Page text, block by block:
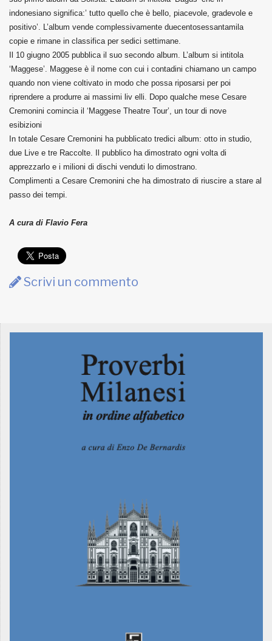
indonesiano significa:’ tutto quello che è bello, piacevole, gradevole e
positivo’. L’album vende complessivamente duecentosessantamila
copie e rimane in classifica per sedici settimane.
Il 10 giugno 2005 pubblica il suo secondo album. L’album si intitola
‘Maggese’. Maggese è il nome con cui i contadini chiamano un campo
quando non viene coltivato in modo che possa riposarsi per poi
riprendere a produrre ai massimi liv elli. Dopo qualche mese Cesare
Cremonini comincia il ‘Maggese Theatre Tour’, un tour di nove
esibizioni
In totale Cesare Cremonini ha pubblicato tredici album: otto in studio,
due Live e tre Raccolte. Il pubblico ha dimostrato ogni volta di
apprezzarlo e i milioni di dischi venduti lo dimostrano.
Complimenti a Cesare Cremonini che ha dimostrato di riuscire a stare al
passo dei tempi.
A cura di Flavio Fera
Scrivi un commento